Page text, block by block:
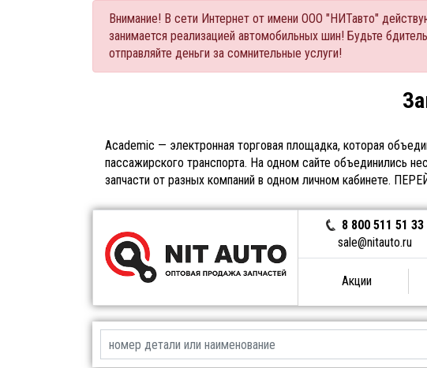
Внимание! В сети Интернет от имени ООО "НИТавто"
занимается реализацией автомобильных шин! Будьте
отправляйте деньги за сомнительные услуги!
Academic — электронная торговая площадка, которая
пассажирского транспорта. На одном сайте объединились
запчасти от разных компаний в одном личном кабинете.
8 800 511 51 33
sale@nitauto.ru
Акции